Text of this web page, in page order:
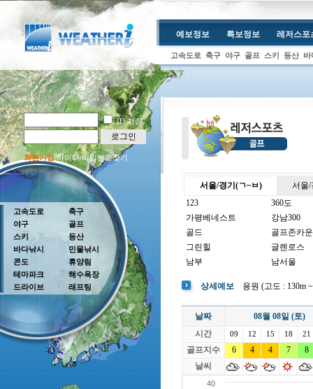
ID 저장
로그인
회원가입아이디/비밀번호찾기
예보정보 특보정보 레저스포
고속도로 축구 야구 골프 스키 등산 바
고속도로
야구
스키
바다낚시
콘도
테마파크
드라이브
축구
골프
등산
민물낚시
휴양림
해수욕장
래프팅
서울/경기(ㄱ~ㅂ)
서울/
123
360도
가평베네스트
강남300
골드
골프존카
그린힐
글렌로스
남부
남서울
뉴코리아
더반
더크로스비
더헤븐
라싸
락가든
로제비앙
루트52
마에스트로
마이다스
베뉴지
베르힐영종
블랙스톤GC이천
상세예보 용원 (고도 : 130m
날짜
08월 08일 (토)
시간
09 12 15 18 21
골프지수 6 4 4 7
8
날씨